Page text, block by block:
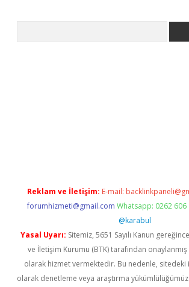
Reklam ve İletişim: E-mail:
forumhizmeti@gmail.com Whatsapp: 0262 606
@karabul
Yasal Uyarı: Sitemiz, 5651 Sayılı Kanun
ve İletişim Kurumu (BTK) tarafından onaylanmış
olarak hizmet vermektedir. Bu nedenle,
olarak denetleme veya araştırma